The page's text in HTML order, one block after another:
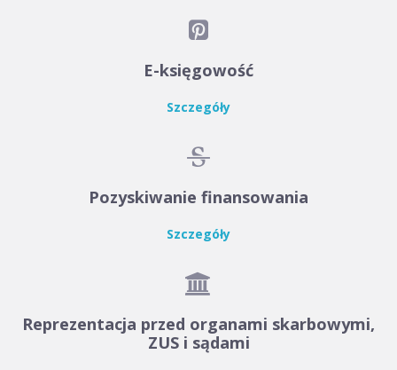

E-księgowość
Szczegóły

Pozyskiwanie finansowania
Szczegóły

Reprezentacja przed organami skarbowymi,
ZUS i sądami